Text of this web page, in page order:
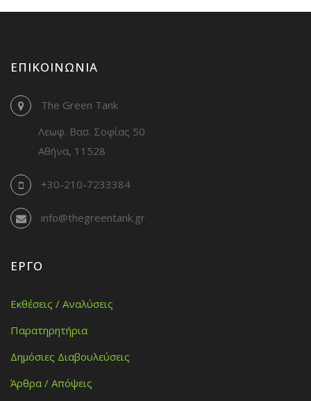
ΕΠΙΚΟΙΝΩΝΊΑ
The Green Tank
Λεωφ. Βασ. Σοφίας 50
Αθήνα, 11528
+30-210-7233384
info@thegreentank.gr
ΈΡΓΟ
Εκθέσεις / Αναλύσεις
Παρατηρητήρια
Δημόσιες Διαβουλεύσεις
Άρθρα / Απόψεις